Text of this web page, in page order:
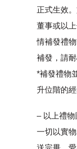
正式生效
董事或以
情補發禮
補發，請耐
*補發禮物
升位階的經
– 以上禮物
一切以實